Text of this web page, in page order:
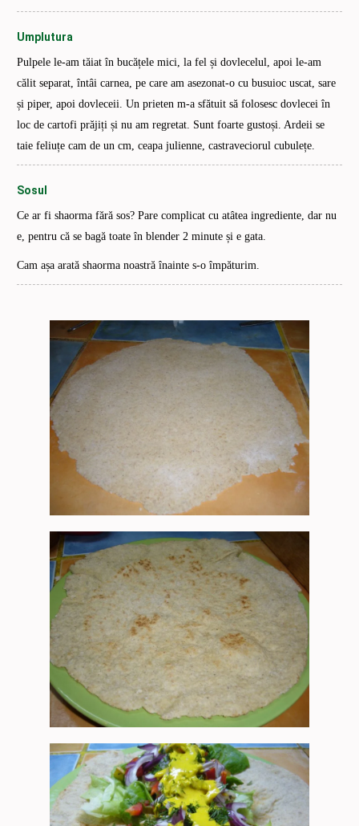
Umplutura
Pulpele le-am tăiat în bucățele mici, la fel și dovlecelul, apoi le-am
călit separat, întâi carnea, pe care am asezonat-o cu busuioc uscat, sare
și piper, apoi dovleceii. Un prieten m-a sfătuit să folosesc dovlecei în
loc de cartofi prăjiți și nu am regretat. Sunt foarte gustoși. Ardeii se
taie feliuțe cam de un cm, ceapa julienne, castraveciorul cubulețe.
Sosul
Ce ar fi shaorma fără sos? Pare complicat cu atâtea ingrediente, dar nu
e, pentru că se bagă toate în blender 2 minute și e gata.
Cam așa arată shaorma noastră înainte s-o împăturim.